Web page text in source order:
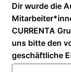
Dir wurde die
CURRENTA
uns bitte den
geschäftliche